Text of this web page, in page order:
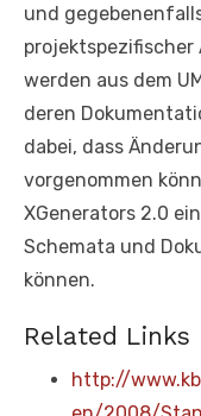
und
werden aus dem
deren
dabei, dass
vorgenommen
XGenerators 2.0
Schemata und
können.
Related Links
http://